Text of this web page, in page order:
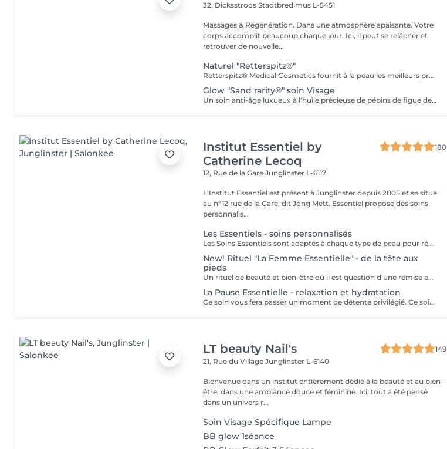
32, DicksstroosStadtbredimus L-5451
Massages & Régénération. Dans une atmosphère apaisante. Votre
corps accomplit beaucoup chaque jour. Ici, il peut se relâcher et
retrouver de nouvelle...
Naturel "Retterspitz®"
Retterspitz® Medical Cosmetics fournit à la peau les meilleurs produits et ingrédients de soins naturels. Le savoir traditionnel garantit une peau éclatante. Une peau bien soignée est une belle peau. Un teint frais et éclatant n'est pas une question d'âge, mais de soin. La peau est approvisionnée avec les meilleurs ingrédients de soin et des ingrédients naturels tels que le Q10, la provitamine B5, l'urée, des huiles précieuses et des extraits de plantes sélectionnés. Pour Retterspitz, un soin constant signifie également éviter systématiquement les additifs artificiels tels que les agents odorants, les émulsifiants critiques, les composants d'origine animale, les nanoparticules, les conservateurs inutiles, les microplastiques et bien plus encore... Nettoyage, gommage, massage du visage, soin final.
Glow "Sand rarity®" soin Visage
Un soin anti-âge luxueux à l'huile précieuse de pépins de figue de Barbarie régénère et laisse un teint éclatant de fraîcheur. Comprend un nettoyant, un masque, un sérum contour des yeux et une crème de finition. Ingrédients naturels et certifiés : 99 % d'origine naturelle, enrichis en huiles végétales précieuses et certifiés Cosmos Natural, gage d'une qualité irréprochable et de pratiques éthiques.
Institut Essentiel by
Catherine Lecoq
180
12, Rue de la GareJunglinster L-6117
L'Institut Essentiel est présent à Junglinster depuis 2005 et se situe
au n°12 rue de la Gare, dit Jong Mëtt. Essentiel propose des soins
personnalis...
Les Essentiels - soins personnalisés
Les Soins Essentiels sont adaptés à chaque type de peau pour répondre à vos attentes et besoins. Incluant un diagnostique, un nettoyage et gommage adapté, les soins spécifiques d'hydratation, le modelage et drainage manuel du visage et une pose masque. Suivant les besoins diagnostiqués je vous proposerai un protocole se soin le plus adapté pour que vous obteniez le meilleur résultat. Le soin Global inclut les épilations sourcils et contour bouche. Le but des soins essentiels étant d'apporter un soulagement, un effet et une expérience adaptée pour des résultats durables. Inclure un massage INDIBA® à votre soin essentiel augmente les effets des soins apportés et augmente le résultat (oxygénation, détente musculaire, hydratation, anti-âge, anti inflammatoire, équilibrant) Le point fort du soin: le massage évidemment et le résultat grâce aux soins ciblés. Pour plus de renseignements n'hésitez pas à prendre contact avec nous. Pensez à réserver vos teintures, épilations etc séparément dans "les plus essentiels à réserver", ces prestations ne sont pas incluses dans le prix ni la durée d'un soin essentiel. A bientôt. Catherine
New! Rituel "La Femme Essentielle" - de la tête aux
pieds
Un rituel de beauté et bien-être où il est question d'une remise en beauté de la tête aux pieds. Plus qu'un simple soin, le Rituel La Femme Essentielle est une parenthèse bien-être et beauté. Entre les mains expérimentées de Catherine Lecoq vous vous laisserez porter et surprendre. 2h30-3h lors desquelles vous n'avez rien à faire, ni à penser. Je m'en charge pour vous et je ne laisserai rien au hasard. Résultat: un émerveillement et un changement subtile pour vous embellir. Le rituel comprend un - soin du visage - remise en beauté des mains et pieds - remise en beauté des cils et sourcils - massages relaxants personnalisés -
La Pause Essentielle - relaxation et hydratation
Ce soin vous fera passer un moment de détente privilégié. Ce soin s'adresse à toutes et tous qui souhaite passer un moment agréable et oublier le quotidien. Hydratation, gommage, massage tout en douceur. Convient à tout type de peau (soins adaptés) Le point fort: Le massage sans aucun doute!
LT beauty Nail's
149
21, Rue du VillageJunglinster L-6140
Bienvenue dans un institut entièrement dédié à la beauté et au bien-
être, dans une ambiance douce et féminine. Ici, tout a été pensé
dans un univers r...
Soin Visage Spécifique Lampe
BB glow 1séance